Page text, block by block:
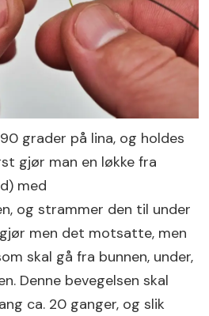
grader på lina, og holdes
gjør man en løkke fra
med
og strammer den til under
men det motsatte, men
skal gå fra bunnen, under,
Denne bevegelsen skal
ca. 20 ganger, og slik